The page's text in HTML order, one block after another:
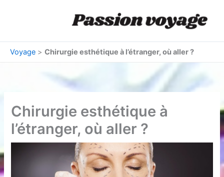
Voyage > Chirurgie esthétique à l’étranger, où aller ?
Chirurgie esthétique à
l’étranger, où aller ?